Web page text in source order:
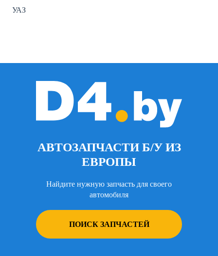
УАЗ
АВТОЗАПЧАСТИ Б/У ИЗ
ЕВРОПЫ
Найдите нужную запчасть для своего
автомобиля
ПОИСК ЗАПЧАСТЕЙ